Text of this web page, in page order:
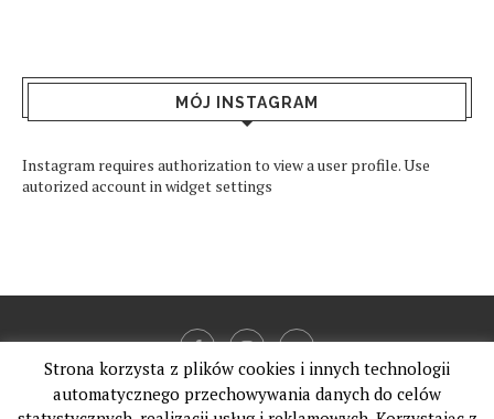
MÓJ INSTAGRAM
Instagram requires authorization to view a user profile. Use
autorized account in widget settings
Strona korzysta z plików cookies i innych technologii
automatycznego przechowywania danych do celów